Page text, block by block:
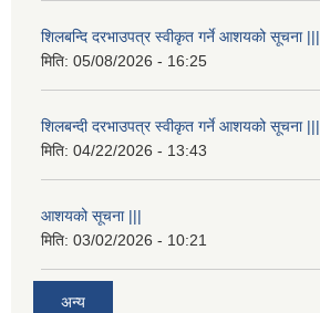
शिलबन्दि दरभाउपत्र स्वीकृत गर्ने आशयको सूचना |||
मिति: 05/08/2026 - 16:25
शिलबन्दी दरभाउपत्र स्वीकृत गर्ने आशयको सूचना |||
मिति: 04/22/2026 - 13:43
आशयको सूचना |||
मिति: 03/02/2026 - 10:21
अन्य